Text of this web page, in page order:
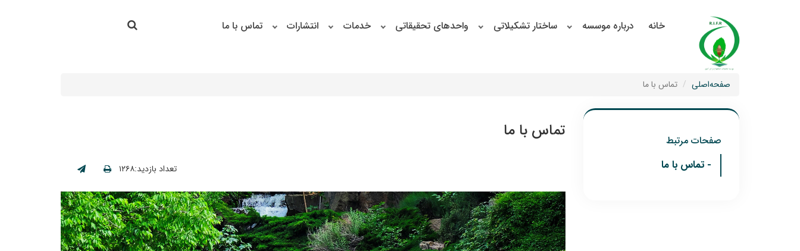
خانه درباره موسسه ساختار تشکیلاتی واحدهای تحقیقاتی خدمات انتشارات تماس با ما جستجو
صفحه‌اصلی تماس با ما
تماس با ما
تعداد بازدید:۱۲۶۸
صفحات مرتبط
- تماس با ما